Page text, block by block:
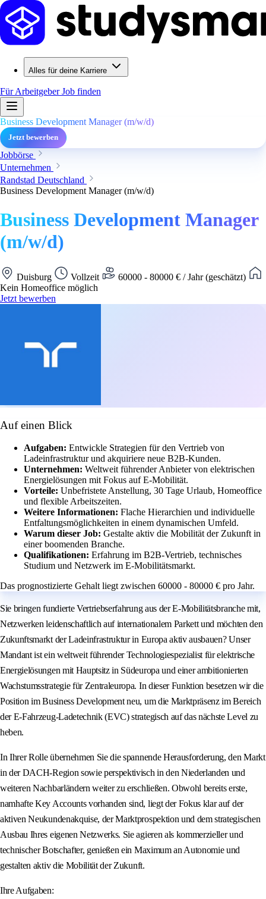
Alles für deine Karriere
Für ArbeitgeberJob finden
Business Development Manager (m/w/d)
Jetzt bewerben
Jobbörse
Unternehmen
Randstad Deutschland
Business Development Manager (m/w/d)
Business Development Manager
(m/w/d)
Duisburg Vollzeit
60000 - 80000 € / Jahr (geschätzt)
Kein Homeoffice möglich
Jetzt bewerben
Auf einen Blick
Aufgaben: Entwickle Strategien für den Vertrieb von
Ladeinfrastruktur und akquiriere neue B2B-Kunden.
Unternehmen: Weltweit führender Anbieter von elektrischen
Energielösungen mit Fokus auf E-Mobilität.
Vorteile: Unbefristete Anstellung, 30 Tage Urlaub, Homeoffice
und flexible Arbeitszeiten.
Weitere Informationen: Flache Hierarchien und individuelle
Entfaltungsmöglichkeiten in einem dynamischen Umfeld.
Warum dieser Job: Gestalte aktiv die Mobilität der Zukunft in
einer boomenden Branche.
Qualifikationen: Erfahrung im B2B-Vertrieb, technisches
Studium und Netzwerk im E-Mobilitätsmarkt.
Das prognostizierte Gehalt liegt zwischen 60000 - 80000 € pro Jahr.
Sie bringen fundierte Vertriebserfahrung aus der E-Mobilitätsbranche mit,
Netzwerken leidenschaftlich auf internationalem Parkett und möchten den
Zukunftsmarkt der Ladeinfrastruktur in Europa aktiv ausbauen? Unser
Mandant ist ein weltweit führender Technologiespezialist für elektrische
Energielösungen mit Hauptsitz in Südeuropa und einer ambitionierten
Wachstumsstrategie für Zentraleuropa. In dieser Funktion besetzen wir die
Position im Business Development neu, um die Marktpräsenz im Bereich
der E-Fahrzeug-Ladetechnik (EVC) strategisch auf das nächste Level zu
heben.
In Ihrer Rolle übernehmen Sie die spannende Herausforderung, den Markt
in der DACH-Region sowie perspektivisch in den Niederlanden und
weiteren Nachbarländern weiter zu erschließen. Obwohl bereits erste,
namhafte Key Accounts vorhanden sind, liegt der Fokus klar auf der
aktiven Neukundenakquise, der Marktprospektion und dem strategischen
Ausbau Ihres eigenen Netzwerks. Sie agieren als kommerzieller und
technischer Botschafter, genießen ein Maximum an Autonomie und
gestalten aktiv die Mobilität der Zukunft.
Ihre Aufgaben: